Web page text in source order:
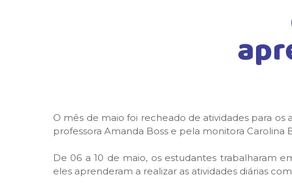
O mês de maio foi recheado de atividades para
professora Amanda Boss e pela monitora Carolina
De 06 a 10 de maio, os estudantes trabalharam
eles aprenderam a realizar as atividades diárias